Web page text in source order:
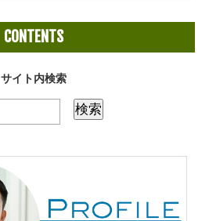
CONTENTS
サイト内検索